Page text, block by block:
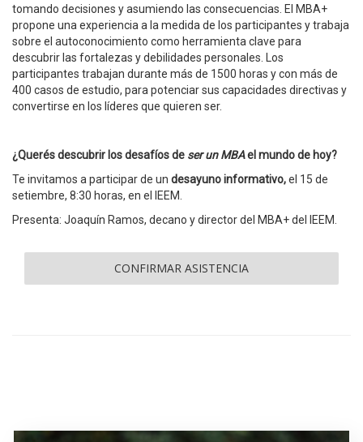
tomando decisiones y asumiendo las consecuencias. El MBA+
propone una experiencia a la medida de los participantes y trabaja
sobre el autoconocimiento como herramienta clave para
descubrir las fortalezas y debilidades personales. Los
participantes trabajan durante más de 1500 horas y con más de
400 casos de estudio, para potenciar sus capacidades directivas y
convertirse en los líderes que quieren ser.
¿Querés descubrir los desafíos de ser un MBAel mundo de hoy?
Te invitamos a participar de un desayuno informativo,el 15 de
setiembre, 8:30 horas, en el IEEM.
Presenta: Joaquín Ramos, decano y director del MBA+ del IEEM.
CONFIRMAR ASISTENCIA